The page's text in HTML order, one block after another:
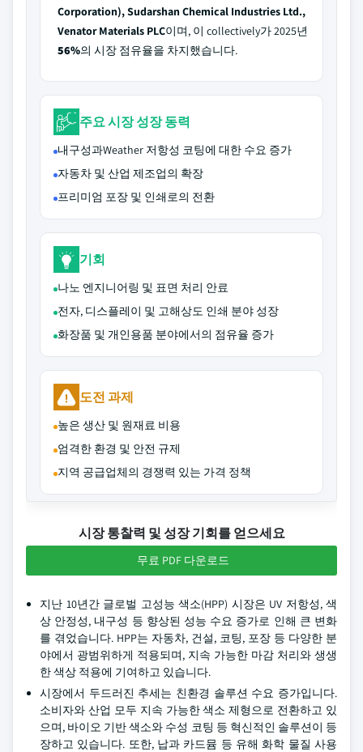
Corporation), Sudarshan Chemical Industries Ltd.,
Venator Materials PLC이며, 이 collectively가 2025년
56%의 시장 점유율을 차지했습니다.
주요 시장 성장 동력
내구성과Weather 저항성 코팅에 대한 수요 증가
자동차 및 산업 제조업의 확장
프리미엄 포장 및 인쇄로의 전환
기회
나노 엔지니어링 및 표면 처리 안료
전자, 디스플레이 및 고해상도 인쇄 분야 성장
화장품 및 개인용품 분야에서의 점유율 증가
도전 과제
높은 생산 및 원재료 비용
엄격한 환경 및 안전 규제
지역 공급업체의 경쟁력 있는 가격 정책
시장 통찰력 및 성장 기회를 얻으세요
무료 PDF 다운로드
지난 10년간 글로벌 고성능 색소(HPP) 시장은 UV 저항성, 색
상 안정성, 내구성 등 향상된 성능 수요 증가로 인해 큰 변화
를 겪었습니다. HPP는 자동차, 건설, 코팅, 포장 등 다양한 분
야에서 광범위하게 적용되며, 지속 가능한 마감 처리와 생생
한 색상 적용에 기여하고 있습니다.
시장에서 두드러진 추세는 친환경 솔루션 수요 증가입니다.
소비자와 산업 모두 지속 가능한 색소 제형으로 전환하고 있
으며, 바이오 기반 색소와 수성 코팅 등 혁신적인 솔루션이 등
장하고 있습니다. 또한, 납과 카드뮴 등 유해 화학 물질 사용